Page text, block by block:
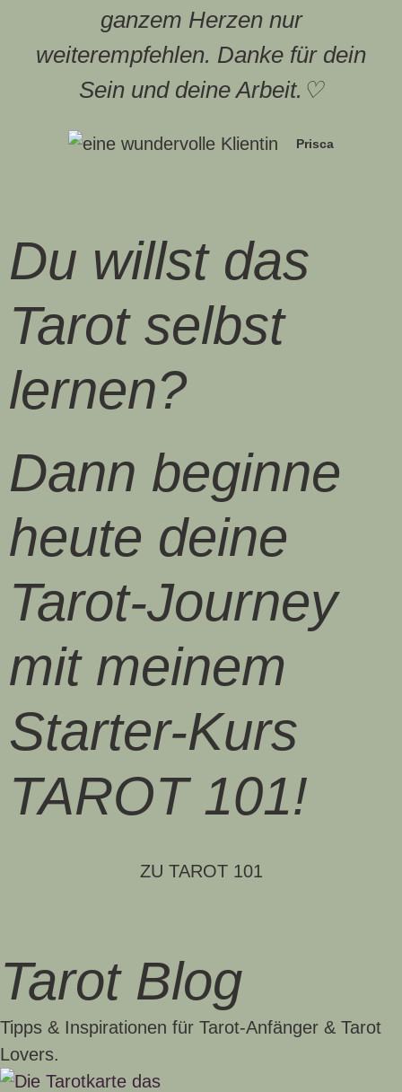
ganzem Herzen nur
weiterempfehlen. Danke für dein
Sein und deine Arbeit.♡
Prisca
Du willst das
Tarot selbst
lernen?
Dann beginne
heute deine
Tarot-Journey
mit meinem
Starter-Kurs
TAROT 101!
ZU TAROT 101
Tarot Blog
Tipps & Inspirationen für Tarot-Anfänger & Tarot
Lovers.